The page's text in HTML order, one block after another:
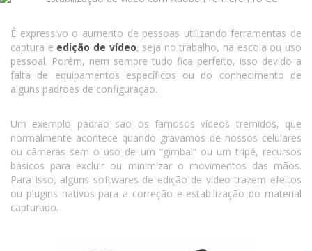
É expressivo o aumento de pessoas utilizando ferramentas de
captura e edição de vídeo, seja no trabalho, na escola ou uso
pessoal. Porém, nem sempre tudo fica perfeito, isso devido a
falta de equipamentos específicos ou do conhecimento de
alguns padrões de configuração.
Um exemplo padrão são os famosos vídeos tremidos, que
normalmente acontece quando gravamos de nossos celulares
ou câmeras sem o uso de um “gimbal” ou um tripé, recursos
básicos para excluir ou minimizar o movimentos das mãos.
Para isso, alguns softwares de edição de vídeo trazem efeitos
ou plugins nativos para a correção e estabilização do material
capturado.